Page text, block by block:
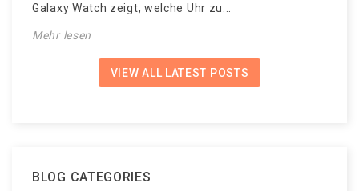
Galaxy Watch zeigt, welche Uhr zu...
Mehr lesen
VIEW ALL LATEST POSTS
BLOG CATEGORIES